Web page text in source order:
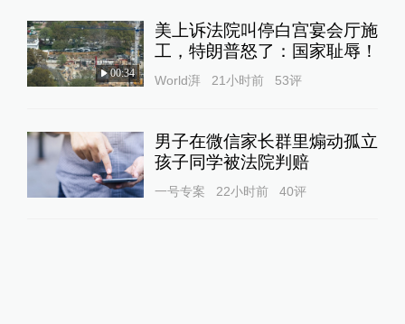
00:34
美上诉法院叫停白宫宴会厅施
工，特朗普怒了：国家耻辱！
World湃 21小时前 53评
男子在微信家长群里煽动孤立
孩子同学被法院判赔
一号专案 22小时前 40评